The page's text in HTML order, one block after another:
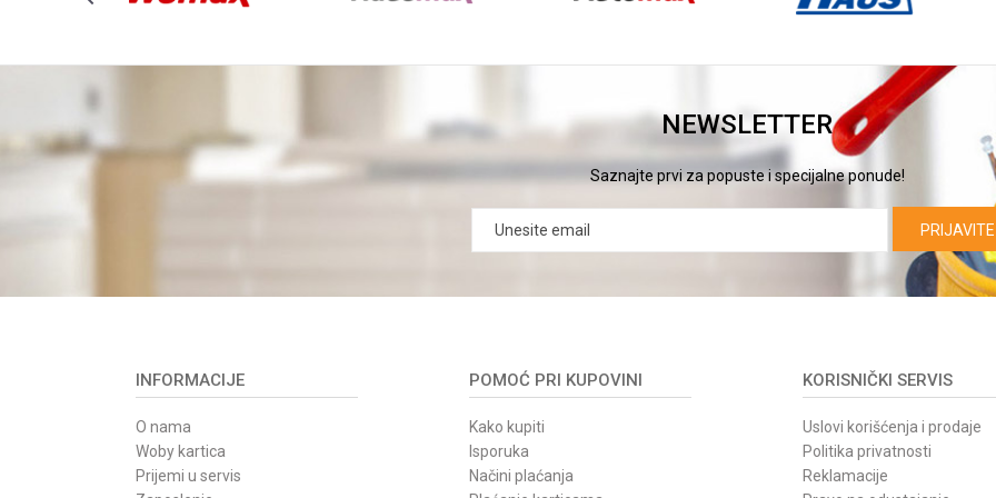
ZAPREMINA REZERVOARA 24L
NEWSLETTER
Saznajte prvi za popuste i specijalne ponude!
INFORMACIJE
O nama
Woby kartica
Prijemi u servis
POMOĆ PRI KUPOVINI
Kako kupiti
Isporuka
Načini plaćanja
KORISNIČKI SERVIS
Uslovi korišćenja i prodaje
Politika privatnosti
Reklamacije